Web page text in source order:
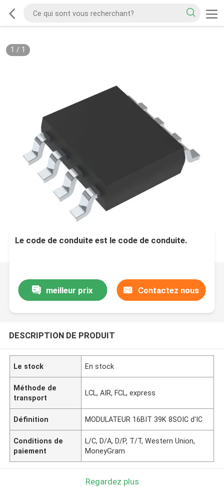
1 / 1
Le code de conduite est le code de conduite.
meilleur prix Contactez nous
DESCRIPTION DE PRODUIT
Le stock En stock
Méthode de
transport
LCL, AIR, FCL, express
Définition MODULATEUR 16BIT 39K 8SOIC d'IC
Conditions de
paiement
L/C, D/A, D/P, T/T, Western Union,
MoneyGram
Regardez plus